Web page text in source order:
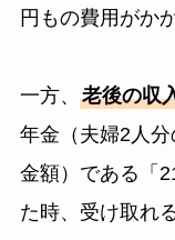
円もの費用がか
一方、 老後の収
年金（夫婦2人
金額）である「
た時、受け取れ